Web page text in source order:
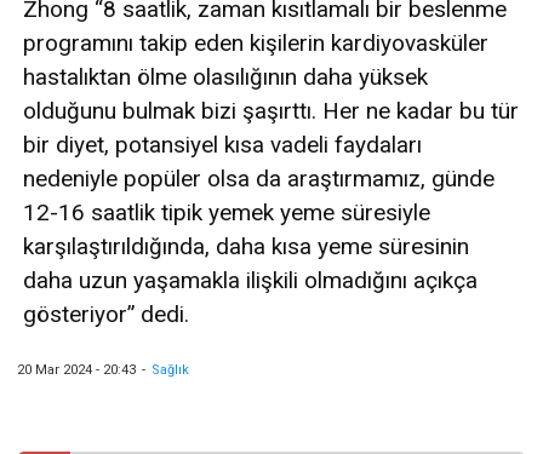
Zhong “8 saatlik, zaman kısıtlamalı bir beslenme
programını takip eden kişilerin kardiyovasküler
hastalıktan ölme olasılığının daha yüksek
olduğunu bulmak bizi şaşırttı. Her ne kadar bu tür
bir diyet, potansiyel kısa vadeli faydaları
nedeniyle popüler olsa da araştırmamız, günde
12-16 saatlik tipik yemek yeme süresiyle
karşılaştırıldığında, daha kısa yeme süresinin
daha uzun yaşamakla ilişkili olmadığını açıkça
gösteriyor” dedi.
20 Mar 2024 - 20:43 - Sağlık